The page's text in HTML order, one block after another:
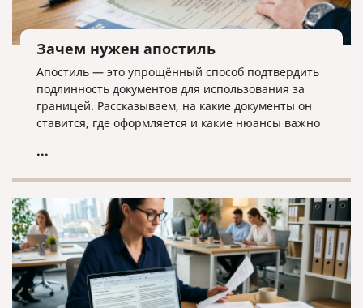
Зачем нужен апостиль
Апостиль — это упрощённый способ подтвердить
подлинность документов для использования за
границей. Рассказываем, на какие документы он
ставится, где оформляется и какие нюансы важно
...